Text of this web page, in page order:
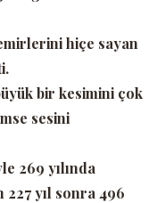
hiçe sayan
bir kesimini çok
sesini
269 yılında
yıl sonra 496